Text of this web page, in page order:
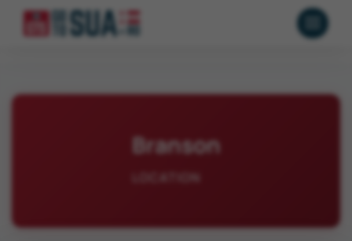
Branson
LOCATION